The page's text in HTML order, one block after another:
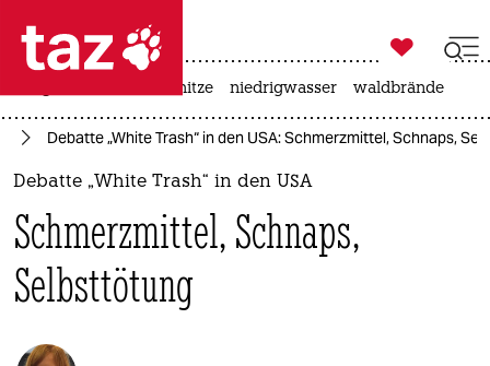
 taz zahl ich
taz zahl ich
themen
politik
öko
gesellschaft

taz zahl ich
hitze niedrigwasser waldbrände
Debatte „White Trash“ in den USA: Schmerzmittel, Schnaps,
Debatte „White Trash“ in den USA
Schmerzmittel, Schnaps,
Selbsttötung